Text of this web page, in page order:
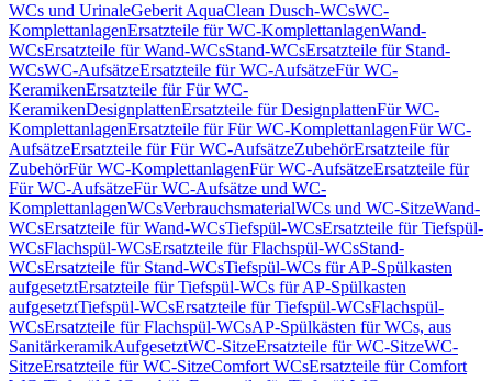
WCs und UrinaleGeberit AquaClean Dusch-WCsWC-
KomplettanlagenErsatzteile für WC-KomplettanlagenWand-
WCsErsatzteile für Wand-WCsStand-WCsErsatzteile für Stand-
WCsWC-AufsätzeErsatzteile für WC-AufsätzeFür WC-
KeramikenErsatzteile für Für WC-
KeramikenDesignplattenErsatzteile für DesignplattenFür WC-
KomplettanlagenErsatzteile für Für WC-KomplettanlagenFür WC-
AufsätzeErsatzteile für Für WC-AufsätzeZubehörErsatzteile für
ZubehörFür WC-KomplettanlagenFür WC-AufsätzeErsatzteile für
Für WC-AufsätzeFür WC-Aufsätze und WC-
KomplettanlagenWCsVerbrauchsmaterialWCs und WC-SitzeWand-
WCsErsatzteile für Wand-WCsTiefspül-WCsErsatzteile für Tiefspül-
WCsFlachspül-WCsErsatzteile für Flachspül-WCsStand-
WCsErsatzteile für Stand-WCsTiefspül-WCs für AP-Spülkasten
aufgesetztErsatzteile für Tiefspül-WCs für AP-Spülkasten
aufgesetztTiefspül-WCsErsatzteile für Tiefspül-WCsFlachspül-
WCsErsatzteile für Flachspül-WCsAP-Spülkästen für WCs, aus
SanitärkeramikAufgesetztWC-SitzeErsatzteile für WC-SitzeWC-
SitzeErsatzteile für WC-SitzeComfort WCsErsatzteile für Comfort